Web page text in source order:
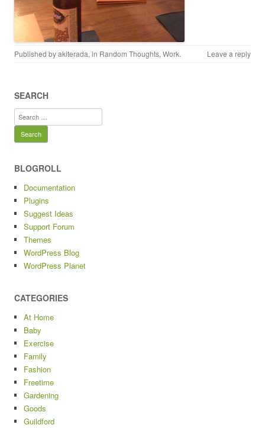
Published byakiterada, in Random Thoughts, Work. Leave a reply
SEARCH
Search
for:
BLOGROLL
Documentation
Plugins
Suggest Ideas
Support Forum
Themes
WordPress Blog
WordPress Planet
CATEGORIES
At Home
Baby
Exercise
Family
Fashion
Freetime
Gardening
Goods
Guildford